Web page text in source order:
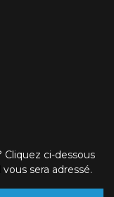
ci-dessous
sera adressé.